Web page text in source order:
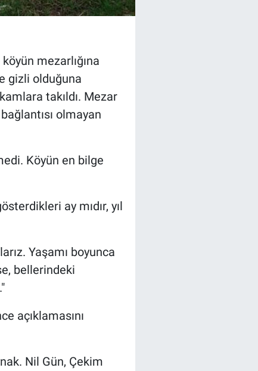
mezarlığına
gizli olduğuna
takıldı. Mezar
olmayan
Köyün en bilge
ay mıdır, yıl
Yaşamı boyunca
bellerindeki
açıklamasını
Nil Gün, Çekim